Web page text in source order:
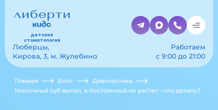
детская
стоматология
Люберцы,
Кирова, 3, м. Жулебино
Работаем
с 9:00 до 21:00
Главная Блог
Диагностика
Молочный зуб выпал, а постоянный не растет – что делать?